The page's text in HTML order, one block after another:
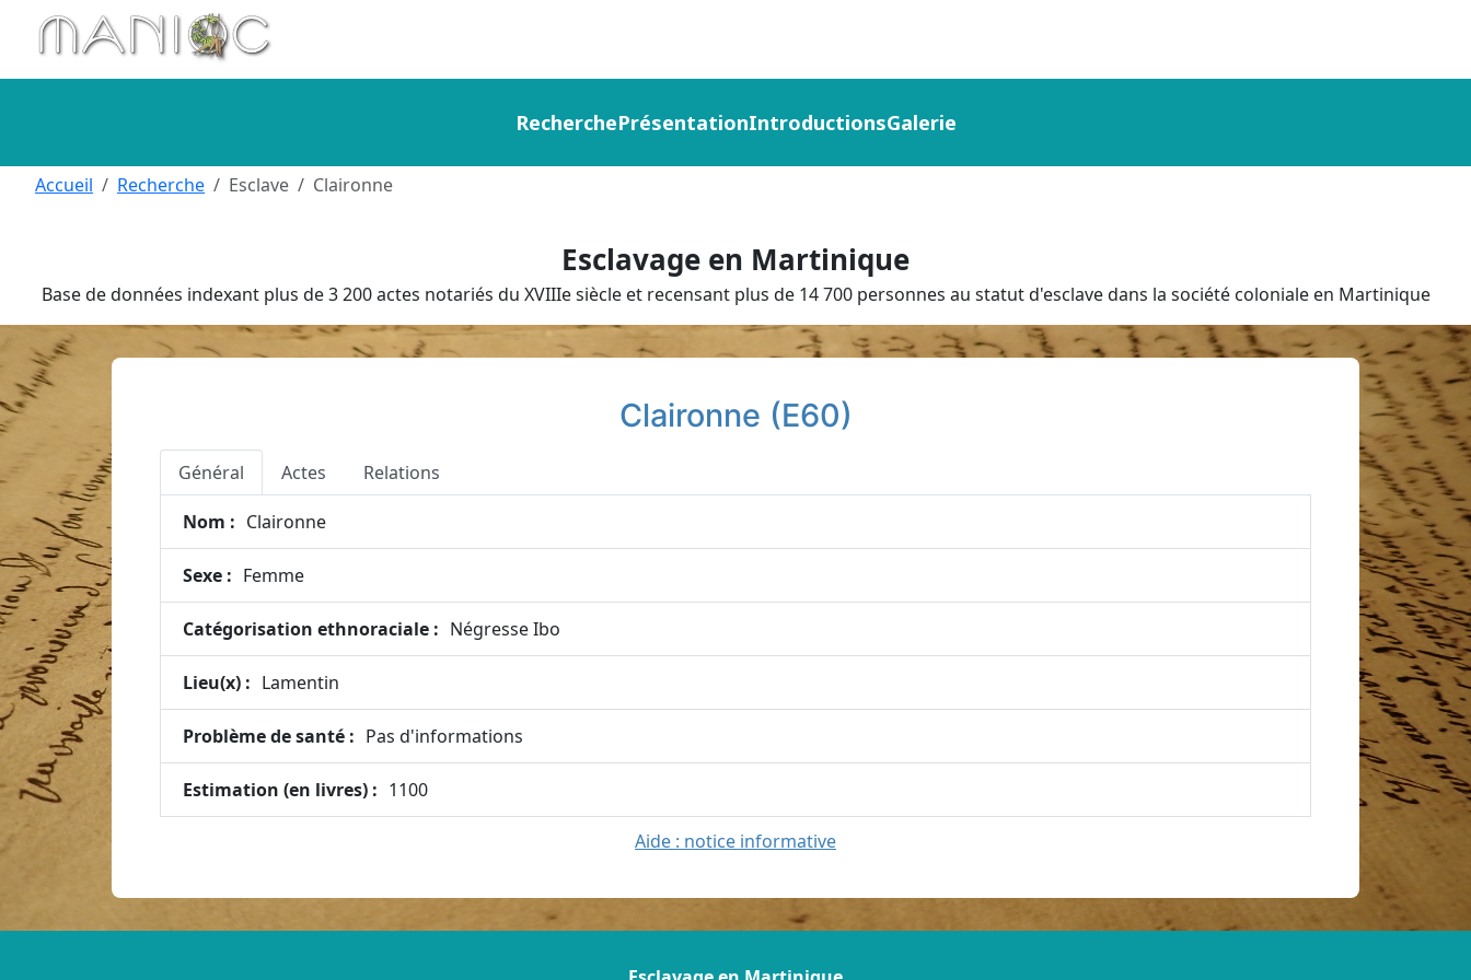
Aller au contenu principal
RecherchePrésentationIntroductionsGalerie
Esclavage en Martinique
Base de données indexant plus de 3 200 actes notariés du XVIIIe siècle et recensant plus de 14 700 personnes au statut d'esclave dans la société coloniale en Martinique
Accueil Recherche Esclave Claironne
Claironne (E60)
Général Actes Relations
Nom : Claironne
Sexe : Femme
Catégorisation ethnoraciale : Négresse Ibo
Lieu(x) : Lamentin
Problème de santé : Pas d'informations
Estimation (en livres) : 1100
Aide : notice informative